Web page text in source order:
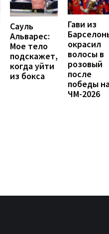
Сауль
Альварес:
Мое тело
подскажет,
когда уйти
из бокса
Гави из
окрасил
волосы в
розовый
после
победы
ЧМ-2026